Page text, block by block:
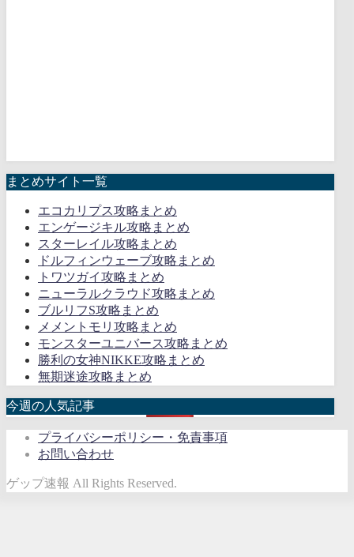
まとめサイト一覧
エコカリプス攻略まとめ
エンゲージキル攻略まとめ
スターレイル攻略まとめ
ドルフィンウェーブ攻略まとめ
トワツガイ攻略まとめ
ニューラルクラウド攻略まとめ
ブルリフS攻略まとめ
メメントモリ攻略まとめ
モンスターユニバース攻略まとめ
勝利の女神NIKKE攻略まとめ
無期迷途攻略まとめ
今週の人気記事
プライバシーポリシー・免責事項
お問い合わせ
ゲップ速報 All Rights Reserved.